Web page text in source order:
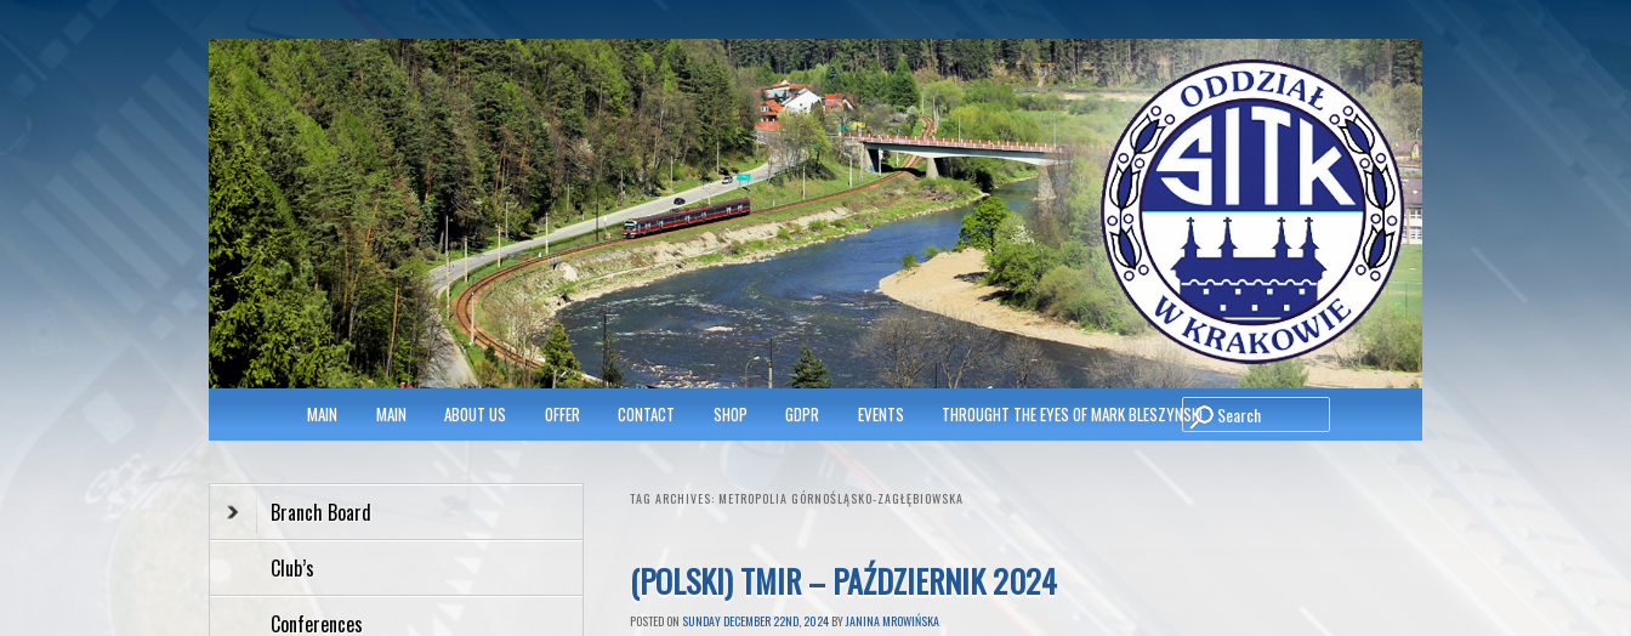
SITK RP Oddział w KRAKOWIE
Polish Association of Engineers & Technicians of Transportation
Search
MAIN MAIN ABOUT US OFFER CONTACT SHOP GDPR EVENTS THROUGHT THE EYES OF MARK BLESZYNSKI
TAG ARCHIVES: METROPOLIA GÓRNOŚLĄSKO-ZAGŁĘBIOWSKA
(POLSKI) TMIR – PAŹDZIERNIK 2024
POSTED ON SUNDAY DECEMBER 22ND, 2024BYJANINA MROWIŃSKA
Branch Board
Club’s
Conferences